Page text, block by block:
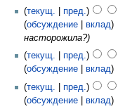
текущ.
пред.
обсуждение
вклад
насторожила?
текущ.
пред.
обсуждение
вклад
текущ.
пред.
обсуждение
вклад